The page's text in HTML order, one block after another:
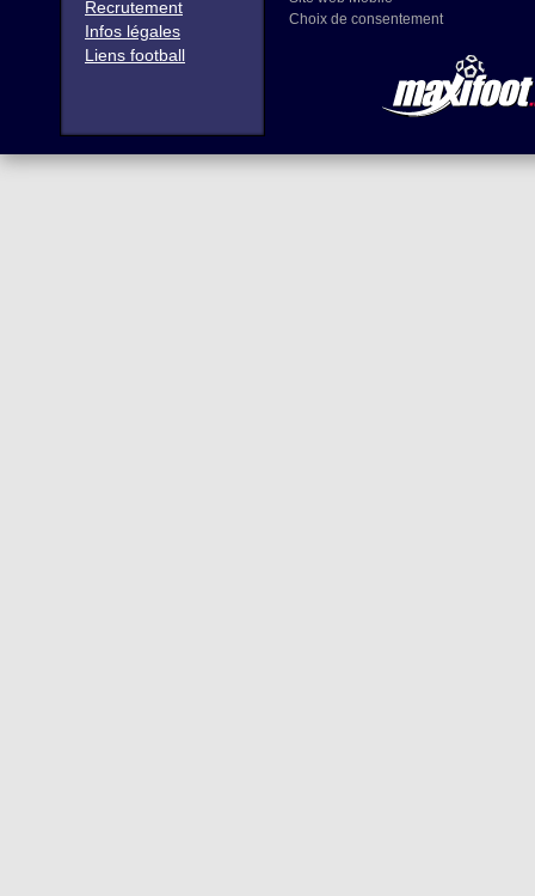
Recrutement
Infos légales
Liens football
Choix de consentement